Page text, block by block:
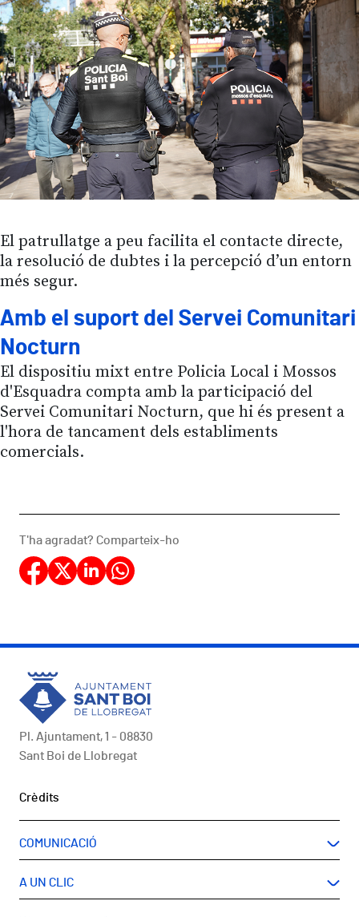
El patrullatge a peu facilita el contacte directe,
la resolució de dubtes i la percepció d’un entorn
més segur.
Amb el suport del Servei Comunitari
Nocturn
El dispositiu mixt entre Policia Local i Mossos
d'Esquadra compta amb la participació del
Servei Comunitari Nocturn, que hi és present a
l'hora de tancament dels establiments
comercials.
T'ha agradat? Comparteix-ho
Pl. Ajuntament, 1 - 08830
Sant Boi de Llobregat
Peu
Crèdits
COMUNICACIÓ
A UN CLIC